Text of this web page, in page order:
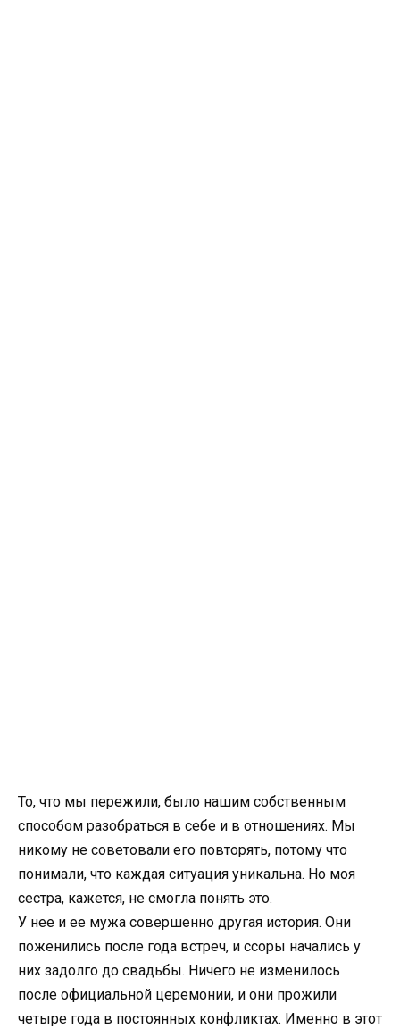
То, что мы пережили, было нашим собственным
способом разобраться в себе и в отношениях. Мы
никому не советовали его повторять, потому что
понимали, что каждая ситуация уникальна. Но моя
сестра, кажется, не смогла понять это.
У нее и ее мужа совершенно другая история. Они
поженились после года встреч, и ссоры начались у
них задолго до свадьбы. Ничего не изменилось
после официальной церемонии, и они прожили
четыре года в постоянных конфликтах. Именно в этот